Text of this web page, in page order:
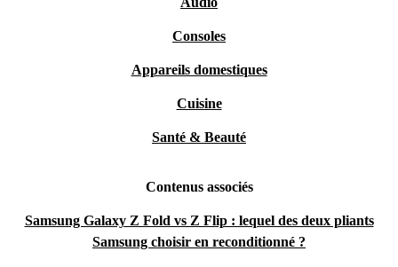
Consoles
Appareils domestiques
Cuisine
Santé & Beauté
Contenus associés
Samsung Galaxy Z Fold vs Z Flip : lequel des deux pliants
Samsung choisir en reconditionné ?